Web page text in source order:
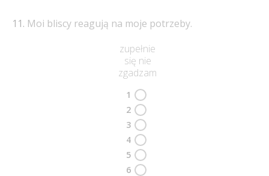
Moi bliscy reagują na moje potrzeby.
zupełnie
się nie
zgadzam
1
2
3
4
5
6